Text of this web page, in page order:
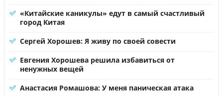
«Китайские каникулы» едут в самый счастливый
город Китая
Сергей Хорошев: Я живу по своей совести
Евгения Хорошева решила избавиться от
ненужных вещей
Анастасия Ромашова: У меня паническая атака